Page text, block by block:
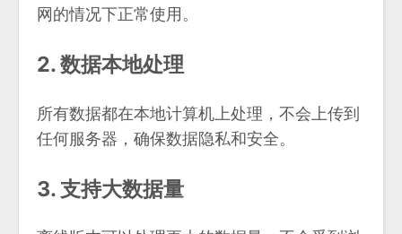
网的情况下正常使用。
2. 数据本地处理
所有数据都在本地计算机上处理，不会上传到
任何服务器，确保数据隐私和安全。
3. 支持大数据量